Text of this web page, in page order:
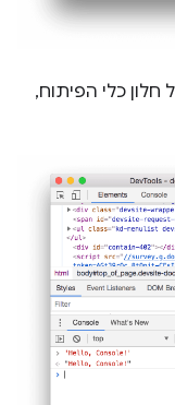
כלי הפיתוח,